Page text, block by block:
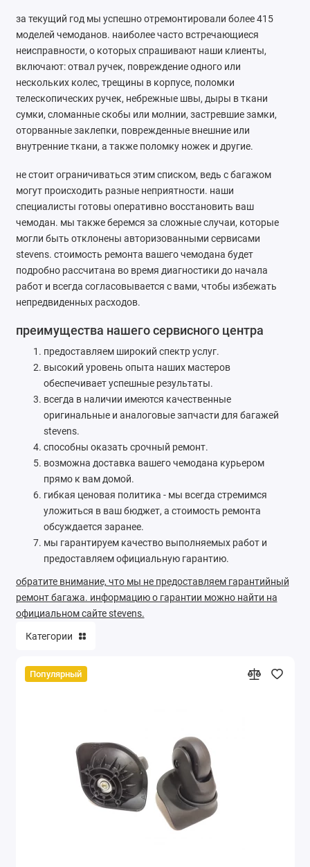
Гравировка
за текущий год мы успешно отремонтировали более 415
моделей чемоданов. наиболее часто встречающиеся
неисправности, о которых спрашивают наши клиенты,
включают: отвал ручек, повреждение одного или
нескольких колес, трещины в корпусе, поломки
телескопических ручек, небрежные швы, дыры в ткани
сумки, сломанные скобы или молнии, застревшие замки,
оторванные заклепки, поврежденные внешние или
внутренние ткани, а также поломку ножек и другие.
не стоит ограничиваться этим списком, ведь с багажом
могут происходить разные неприятности. наши
специалисты готовы оперативно восстановить ваш
чемодан. мы также беремся за сложные случаи, которые
могли быть отклонены авторизованными сервисами
stevens. стоимость ремонта вашего чемодана будет
подробно рассчитана во время диагностики до начала
работ и всегда согласовывается с вами, чтобы избежать
непредвиденных расходов.
преимущества нашего сервисного центра
предоставляем широкий спектр услуг.
высокий уровень опыта наших мастеров
обеспечивает успешные результаты.
всегда в наличии имеются качественные
оригинальные и аналоговые запчасти для багажей
stevens.
способны оказать срочный ремонт.
возможна доставка вашего чемодана курьером
прямо к вам домой.
гибкая ценовая политика - мы всегда стремимся
уложиться в ваш бюджет, а стоимость ремонта
обсуждается заранее.
мы гарантируем качество выполняемых работ и
предоставляем официальную гарантию.
обратите внимание, что мы не предоставляем гарантийный
ремонт багажа. информацию о гарантии можно найти на
официальном сайте stevens.
Категории
Популярный